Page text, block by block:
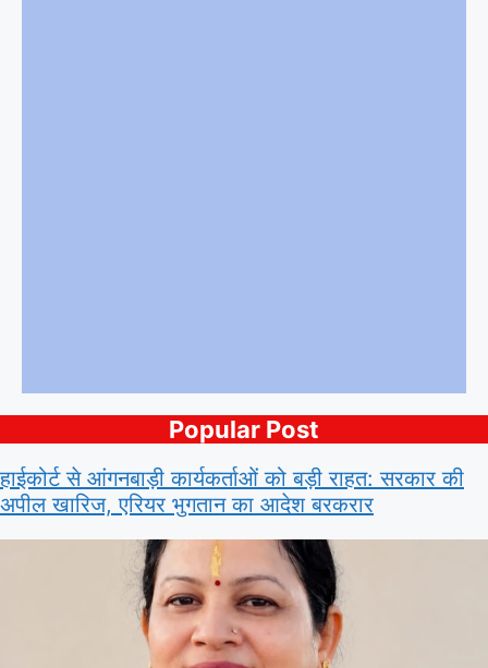
Popular Post
हाईकोर्ट से आंगनबाड़ी कार्यकर्ताओं को बड़ी राहत: सरकार की
अपील खारिज, एरियर भुगतान का आदेश बरकरार